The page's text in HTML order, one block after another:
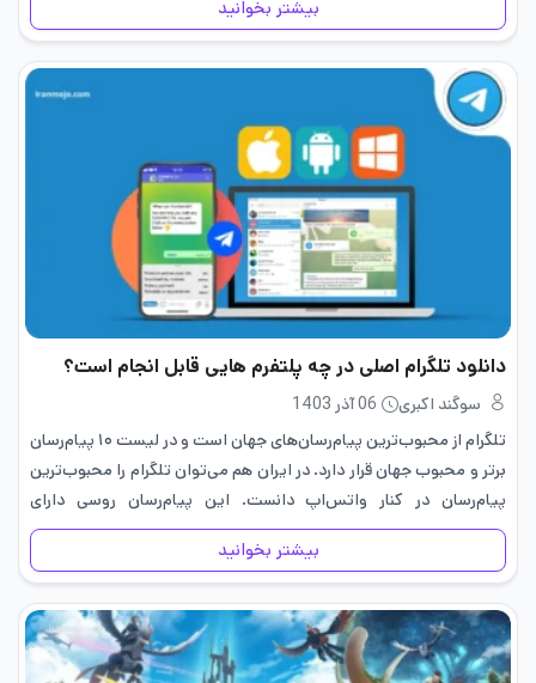
بیشتر بخوانید
دانلود تلگرام اصلی در چه پلتفرم هایی قابل انجام است؟
سوگند اکبری
06 آذر 1403
تلگرام از محبوب‌ترین پیام‌رسان‌های جهان است و در لیست ۱۰ پیام‌رسان
برتر و محبوب جهان قرار دارد. در ایران هم می‌توان تلگرام را محبوب‌ترین
پیام‌رسان در کنار واتس‌اپ دانست. این پیام‌رسان روسی دارای
نسخه‌های مختلفی است؛ با این که نسخه…
بیشتر بخوانید